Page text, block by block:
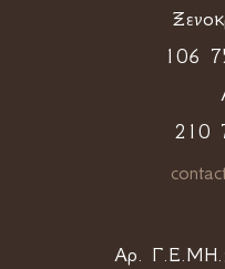
106
210
Αρ. Γ.Ε.ΜΗ.: